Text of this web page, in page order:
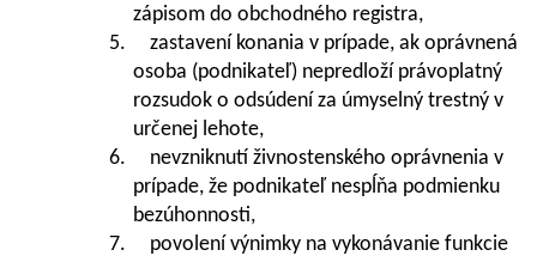
zápisom do obchodného registra,
5. zastavení konania v prípade, ak oprávnená
osoba (podnikateľ) nepredloží právoplatný
rozsudok o odsúdení za úmyselný trestný v
určenej lehote,
6. nevzniknutí živnostenského oprávnenia v
prípade, že podnikateľ nespĺňa podmienku
bezúhonnosti,
7. povolení výnimky na vykonávanie funkcie